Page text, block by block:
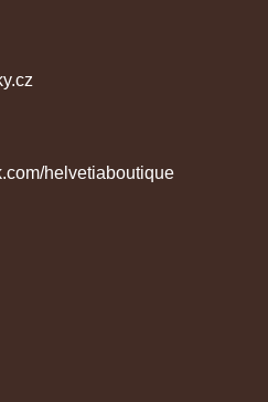
ý
n
helvetiaboutique